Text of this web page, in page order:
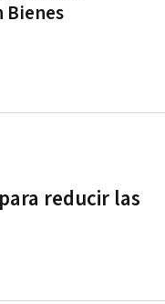
Bienes
reducir las